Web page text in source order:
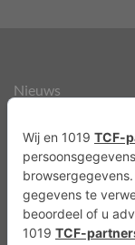
Nieuws
Over ons
Agenda